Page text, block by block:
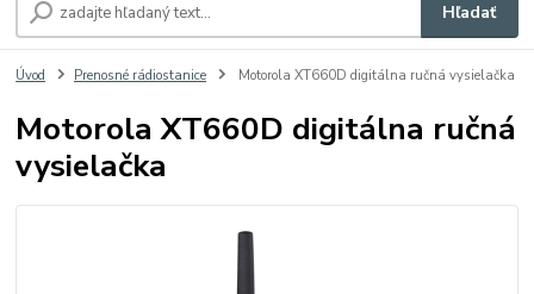
Hľadať
Úvod Prenosné rádiostanice Motorola XT660D digitálna ručná vysielačka
Motorola XT660D digitálna ručná
vysielačka